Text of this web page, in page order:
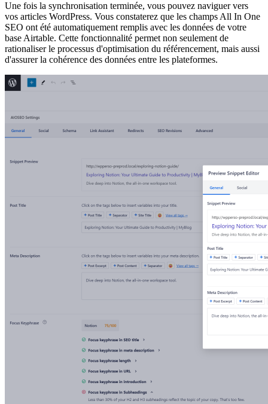
Une fois la synchronisation terminée, vous pouvez naviguer vers
vos articles WordPress. Vous constaterez que les champs All In One
SEO ont été automatiquement remplis avec les données de votre
base Airtable. Cette fonctionnalité permet non seulement de
rationaliser le processus d'optimisation du référencement, mais aussi
d'assurer la cohérence des données entre les plateformes.